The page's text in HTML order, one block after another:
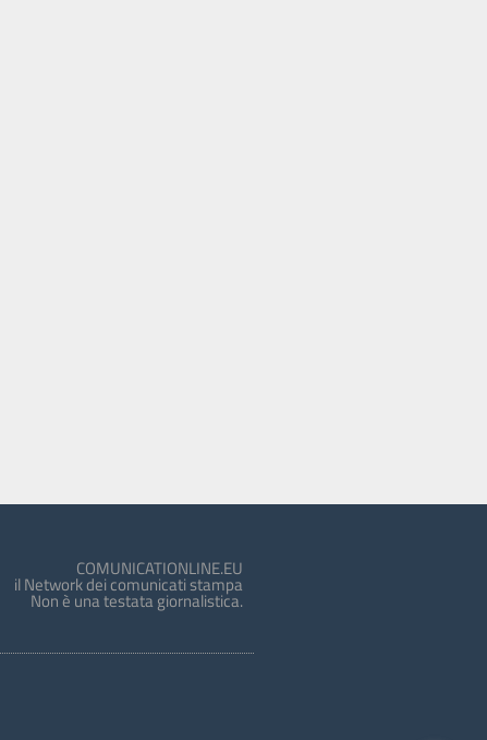
COMUNICATIONLINE.EU
il Network dei comunicati stampa
Non è una testata giornalistica.